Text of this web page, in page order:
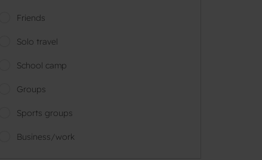
Friends
Solo travel
School camp
Groups
Sports groups
Business/work